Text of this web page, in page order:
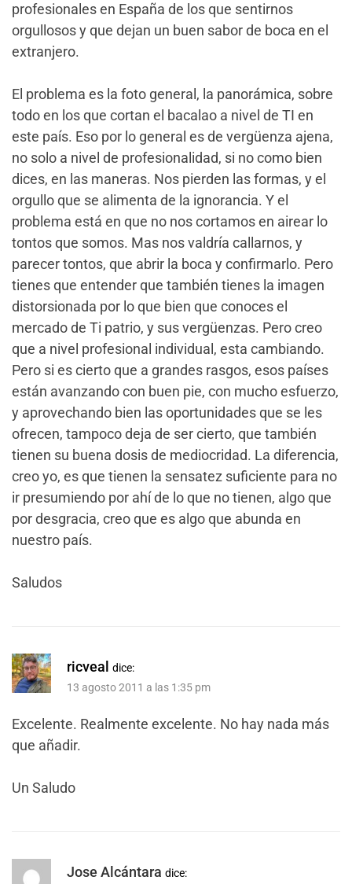
profesionales en España de los que sentirnos
orgullosos y que dejan un buen sabor de boca en el
extranjero.
El problema es la foto general, la panorámica, sobre
todo en los que cortan el bacalao a nivel de TI en
este país. Eso por lo general es de vergüenza ajena,
no solo a nivel de profesionalidad, si no como bien
dices, en las maneras. Nos pierden las formas, y el
orgullo que se alimenta de la ignorancia. Y el
problema está en que no nos cortamos en airear lo
tontos que somos. Mas nos valdría callarnos, y
parecer tontos, que abrir la boca y confirmarlo. Pero
tienes que entender que también tienes la imagen
distorsionada por lo que bien que conoces el
mercado de Ti patrio, y sus vergüenzas. Pero creo
que a nivel profesional individual, esta cambiando.
Pero si es cierto que a grandes rasgos, esos países
están avanzando con buen pie, con mucho esfuerzo,
y aprovechando bien las oportunidades que se les
ofrecen, tampoco deja de ser cierto, que también
tienen su buena dosis de mediocridad. La diferencia,
creo yo, es que tienen la sensatez suficiente para no
ir presumiendo por ahí de lo que no tienen, algo que
por desgracia, creo que es algo que abunda en
nuestro país.
Saludos
ricveal dice:
13 agosto 2011 a las 1:35 pm
Excelente. Realmente excelente. No hay nada más
que añadir.
Un Saludo
Jose Alcántara dice: